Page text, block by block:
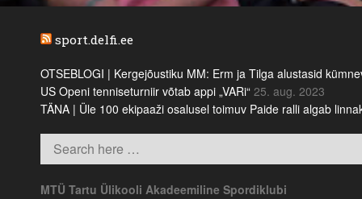
sport.delfi.ee
OTSEBLOGI | Kergejõustiku MM: Erm ja Tilga alustasid
US Openi tenniseturniir võtab appi „VARi“ 25. aug. 2023
TÄNA | Üle 100 ekipaaži osalusel toimuv Paide ralli algab
MTÜ Tartu Ülikooli Akadeemiline Spordiklubi